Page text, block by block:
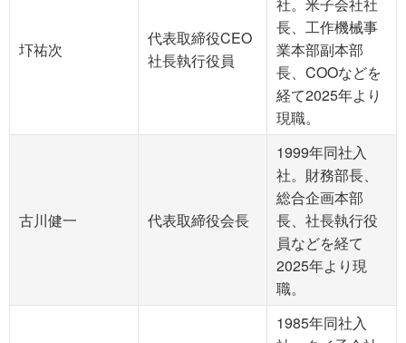
圷祐次
代表取締役CEO
社長執行役員
長、工作機械事
業本部副本部
長、COOなどを
経て2025年より
現職。
古川健一 代表取締役会長
1999年同社入
社。財務部長、
総合企画本部
長、社長執行役
員などを経て
2025年より現
職。
1985年同社入